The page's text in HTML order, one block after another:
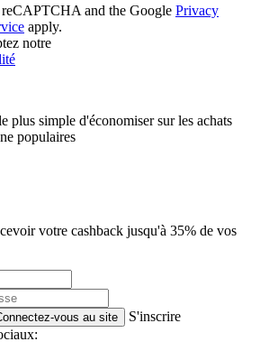
and the Google Privacy
apply.
notre
plus simple d'économiser sur les achats
populaires
votre cashback jusqu'à 35% de vos
vous au site
S'inscrire